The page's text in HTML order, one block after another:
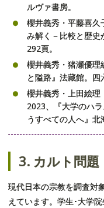
ルヴァ書房。
櫻井義秀・平藤喜久
み解く－比較と歴史
292頁。
櫻井義秀・猪瀬優
と隘路』法藏館。四
櫻井義秀・上田絵理
2023、『大学のハ
うすべての人へ』北
3. カルト問題
現代日本の宗教を調査対
えています。学生･大学